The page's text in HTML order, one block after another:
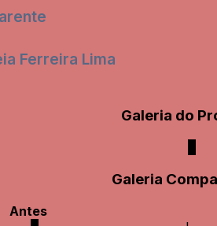
Ferreira Lima
Galeria do
Galeria
Antes